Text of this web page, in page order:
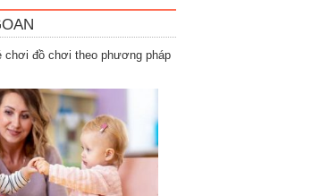
chơi đồ chơi theo phương pháp